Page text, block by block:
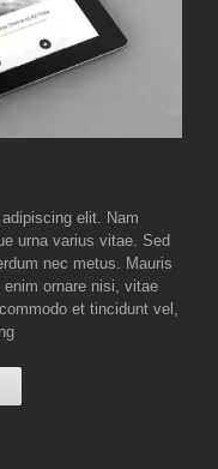
elit. Nam
urna varius vitae. Sed
nec metus. Mauris
ornare nisi, vitae
et tincidunt vel,